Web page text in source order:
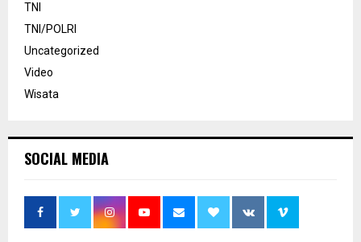
TNI
TNI/POLRI
Uncategorized
Video
Wisata
SOCIAL MEDIA